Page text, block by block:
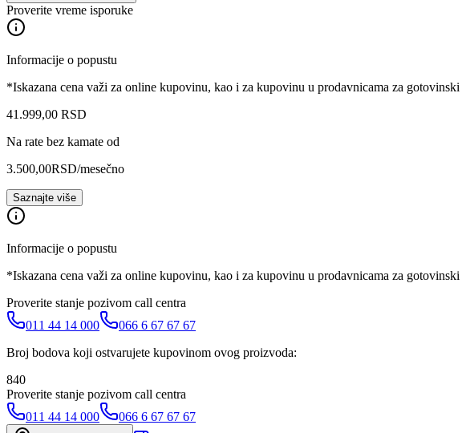
Proverite vreme isporuke
Informacije o popustu
*Iskazana cena važi za online kupovinu, kao i za kupovinu u prodavnicama za gotovinski
41.999,00 RSD
Na rate bez kamate od
3.500,00RSD/mesečno
Saznajte više
Informacije o popustu
*Iskazana cena važi za online kupovinu, kao i za kupovinu u prodavnicama za gotovinski
Proverite stanje pozivom call centra
011 44 14 000
066 6 67 67 67
Broj bodova koji ostvarujete kupovinom ovog proizvoda:
840
Proverite stanje pozivom call centra
011 44 14 000
066 6 67 67 67